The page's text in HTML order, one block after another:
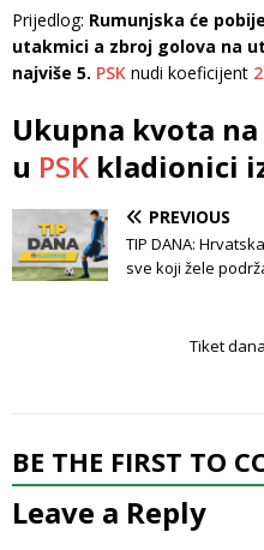
Prijedlog: Rumunjska će
utakmici a zbroj golova na
najviše 5. PSK nudi koeficijent
Ukupna kvota
u PSK kladionici
PREVIOUS
TIP DANA:
sve koji žele
Tiket
BE THE FIRST TO
Leave a Reply